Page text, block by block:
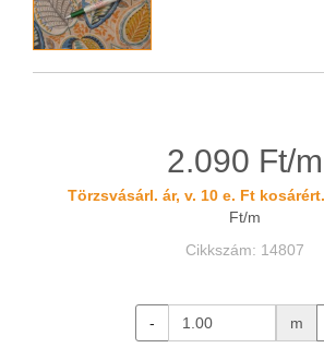
2.090 Ft/m
Törzsvásárl. ár, v. 10 e. Ft
Ft/m
Cikkszám: 14807
- m